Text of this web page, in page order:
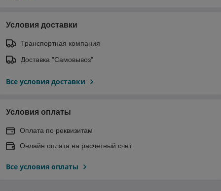
Условия доставки
Транспортная компания
Доставка "Самовывоз"
Все условия доставки
Условия оплаты
Оплата по реквизитам
Онлайн оплата на расчетный счет
Все условия оплаты